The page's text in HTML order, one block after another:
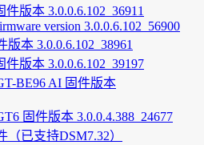
版本 3.0.0.6.102_36911
version 3.0.0.6.102_56900
本 3.0.0.6.102_38961
件版本 3.0.0.6.102_39197
BE96 AI 固件版本
固件版本 3.0.0.4.388_24677
已支持DSM7.32）